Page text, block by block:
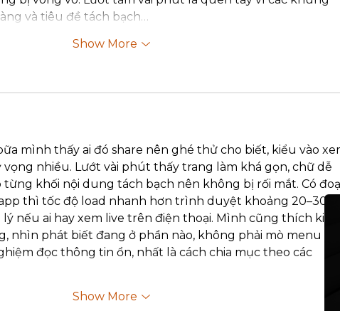
và tiêu đề tách bạch…
Show More
mình thấy ai đó share nên ghé thử cho biết, kiểu vào
nhiều. Lướt vài phút thấy trang làm khá gọn, chữ dễ
khối nội dung tách bạch nên không bị rối mắt. Có
thì tốc độ load nhanh hơn trình duyệt khoảng 20–30%,
nếu ai hay xem live trên điện thoại. Mình cũng thích kiểu
nhìn phát biết đang ở phần nào, không phải mò menu
đọc thông tin ổn, nhất là cách chia mục theo các
Show More